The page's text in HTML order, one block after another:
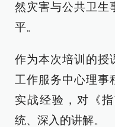
然灾害与公共卫生
平。
作为本次培训的授
工作服务中心理事
实战经验，对《
统、深入的讲解。